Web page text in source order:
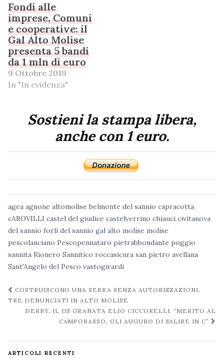
Fondi alle
imprese, Comuni
e cooperative: il
Gal Alto Molise
presenta 5 bandi
da 1 mln di euro
9 Ottobre 2019
In "In evidenza"
Sostieni la stampa libera,
anche con 1 euro.
agea agnone altomolise belmonte del sannio capracotta
cAROVILLI castel del giudice castelverrino chiauci civitanova
del sannio forlì del sannio gal alto molise molise
pescolanciano Pescopennataro pietrabbondante poggio
sannita Rionero Sannitico roccasicura san pietro avellana
Sant'Angelo del Pesco vastogirardi
Navigazione
post
COSTRUISCONO UNA SERRA SENZA AUTORIZZAZIONI,
TRE DENUNCIATI IN ALTO MOLISE
DERBY, IL DS GRANATA ELIO CICCORELLI: “MERITO AL
CAMPOBASSO, GLI AUGURO DI SALIRE IN C”
ARTICOLI RECENTI